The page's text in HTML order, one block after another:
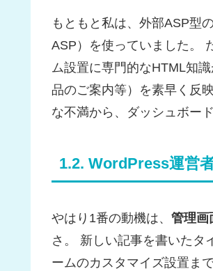
もともと私は、外部ASP型
ASP）を使っていました。
ム設置に専門的なHTML知
品のご案内等）を素早く反
な不満から、ダッシュボー
1.2. WordPress運営
やはり1番の動機は、 管理画
さ。 新しい記事を書いたタ
ームのカスタマイズ設置ま